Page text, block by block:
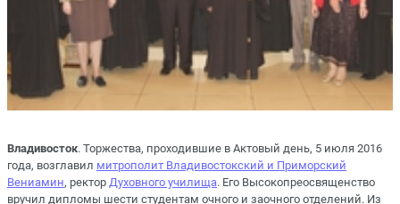
Владивосток. Торжества, проходившие в Актовый день, 5 июля 2016
года, возглавил митрополит Владивостокский и Приморский
Вениамин, ректор Духовного училища. Его Высокопреосвященство
вручил дипломы шести студентам очного и заочного отделений. Из